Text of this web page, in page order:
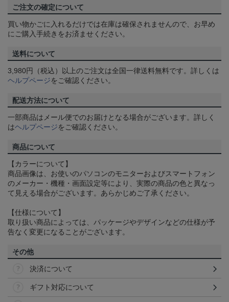
ご注文の確定について
買い物かごに入れるだけでは在庫は確保されませんので、お早め
にご購入手続きをお済ませください。
送料について
3,980円（税込）以上のご注文は全国一律送料無料です。詳しくは
ヘルプページをご確認ください。
配送方法について
一部商品はメール便でのお届けとなる場合がございます。詳しく
はヘルプページをご確認ください。
商品について
【カラーについて】
商品画像は、お使いのパソコンのモニターおよびスマートフォン
のメーカー・機種・画面設定等により、実際の商品の色と異なっ
て見える場合がございます。あらかじめご了承ください。
【仕様について】
取り扱い商品によっては、パッケージやデザインなどの仕様が予
告なく変更になることがございます。
その他
決済について
ギフト対応について